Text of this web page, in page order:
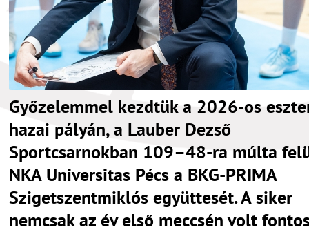
Győzelemmel kezdtük a 2026-os
hazai pályán, a Lauber Dezső
Sportcsarnokban 109–48-ra múlta
NKA Universitas Pécs a BKG-PRIMA
Szigetszentmiklós együttesét. A siker
nemcsak az év első meccsén volt